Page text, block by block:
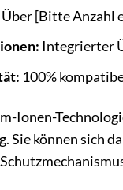
Über [Bitte Anzahl
Integrierter
100%
Ionen-
Sie können sich